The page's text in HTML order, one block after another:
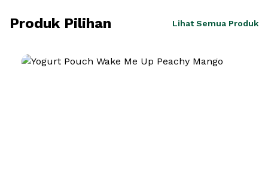
Produk Pilihan Lihat Semua Produk